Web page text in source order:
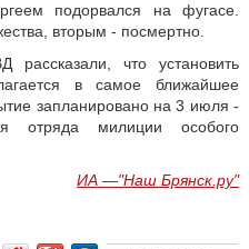
подорвался на фугасе.
вторым - посмертно.
рассказали, что установить
в самое ближайшее
запланировано на 3 июля -
отряда милиции особого
ИА —"Наш Брянск.ру"